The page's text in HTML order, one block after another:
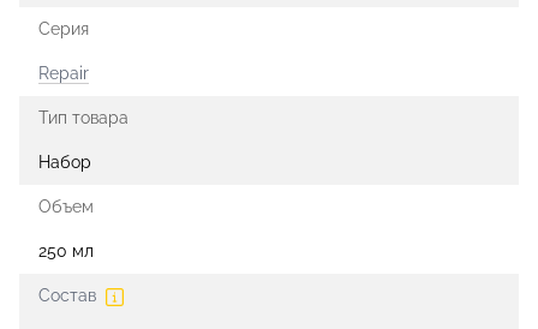
Серия
Repair
Тип товара
Набор
Объем
250 мл
Состав